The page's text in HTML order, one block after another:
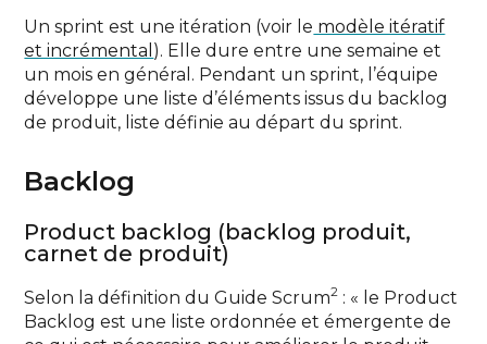
Un sprint est une itération (voir le modèle itératif
et incrémental ). Elle dure entre une semaine et
un mois en général. Pendant un sprint, l’équipe
développe une liste d’éléments issus du backlog
de produit, liste définie au départ du sprint.
Backlog
Product backlog (backlog produit,
carnet de produit)
Selon la définition du Guide Scrum2 : « le Product
Backlog est une liste ordonnée et émergente de